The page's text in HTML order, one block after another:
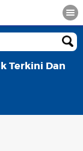
Terkini Dan